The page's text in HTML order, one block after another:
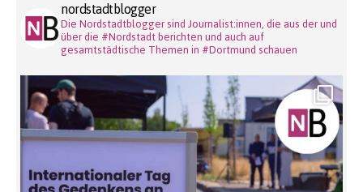
nordstadtblogger
Die Nordstadtblogger sind Journalist:innen, die aus der und
über die #Nordstadt berichten und auch auf
gesamtstädtische Themen in #Dortmund schauen